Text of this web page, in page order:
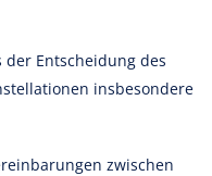
der Entscheidung des
insbesondere
zwischen